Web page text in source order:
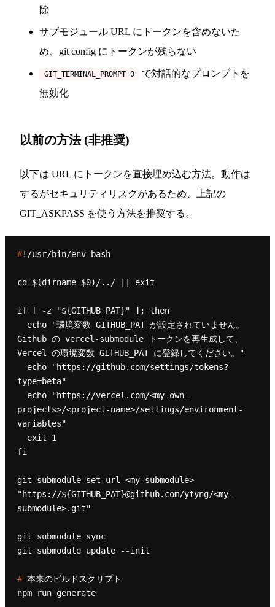
除
サブモジュール URL にトークンを含めないた
め、git config にトークンが残らない
GIT_TERMINAL_PROMPT=0
で対話的なプロンプトを
無効化
以前の方法 (非推奨)
以下は URL にトークンを直接埋め込む方法。動作は
するがセキュリティリスクがあるため、上記の
GIT_ASKPASS を使う方法を推奨する。
#!/usr/bin/env bash
cd $(dirname $0)/../ || exit
if [ -z "${GITHUB_PAT}" ]; then
Github の vercel-submodule トークンを再生成して、
Vercel の環境変数 GITHUB_PAT に登録してください。"
type=beta"
projects>/<project-name>/settings/environment-
variables"
fi
git submodule set-url <my-submodule>
"https://${GITHUB_PAT}@github.com/ytyng/<my-
submodule>.git"
git submodule sync
# 本来のビルドスクリプト
npm run generate